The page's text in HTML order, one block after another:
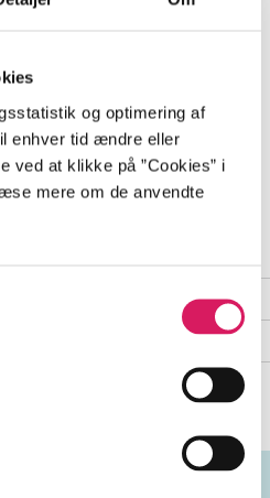
og optimering af
enhver tid ændre eller
ved at klikke på ”Cookies” i
mere om de anvendte
at Liz er i live, og Red
fra sine nærmeste,